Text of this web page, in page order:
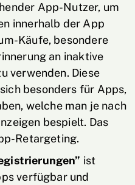
App-Nutzer, um
innerhalb der App
Käufe, besondere
an inaktive
verwenden. Diese
besonders für Apps,
welche man je nach
bespielt. Das
Retargeting.
ist
verfügbar und